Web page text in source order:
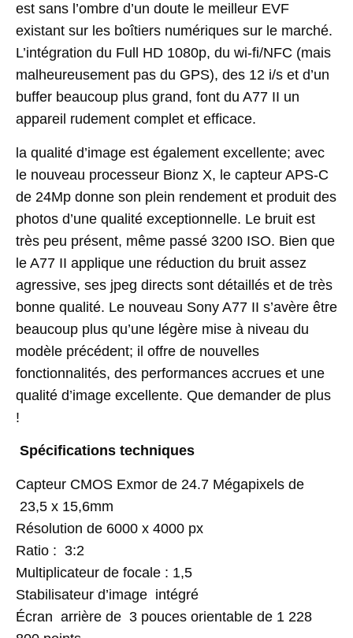
est sans l’ombre d’un doute le meilleur EVF
existant sur les boîtiers numériques sur le marché.
L’intégration du Full HD 1080p, du wi-fi/NFC (mais
malheureusement pas du GPS), des 12 i/s et d’un
buffer beaucoup plus grand, font du A77 II un
appareil rudement complet et efficace.
la qualité d’image est également excellente; avec
le nouveau processeur Bionz X, le capteur APS-C
de 24Mp donne son plein rendement et produit des
photos d’une qualité exceptionnelle. Le bruit est
très peu présent, même passé 3200 ISO. Bien que
le A77 II applique une réduction du bruit assez
agressive, ses jpeg directs sont détaillés et de très
bonne qualité. Le nouveau Sony A77 II s’avère être
beaucoup plus qu’une légère mise à niveau du
modèle précédent; il offre de nouvelles
fonctionnalités, des performances accrues et une
qualité d’image excellente. Que demander de plus
!
Spécifications techniques
Capteur CMOS Exmor de 24.7 Mégapixels de
23,5 x 15,6mm
Résolution de 6000 x 4000 px
Ratio : 3:2
Multiplicateur de focale : 1,5
Stabilisateur d’image intégré
Écran arrière de 3 pouces orientable de 1 228